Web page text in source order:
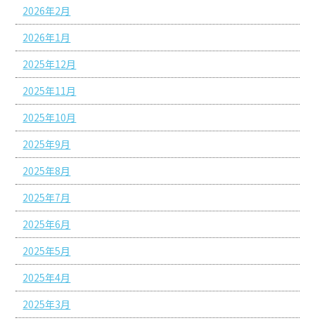
2026年2月
2026年1月
2025年12月
2025年11月
2025年10月
2025年9月
2025年8月
2025年7月
2025年6月
2025年5月
2025年4月
2025年3月